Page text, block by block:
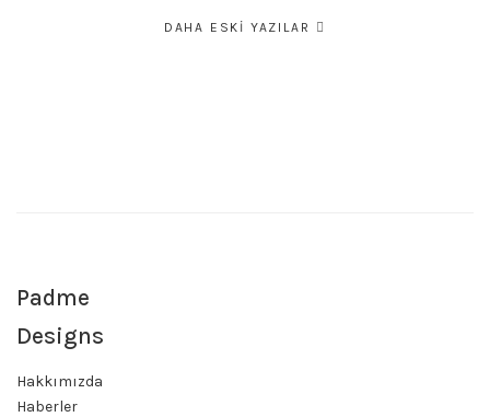
DAHA ESKI YAZILAR
Padme
Designs
Hakkımızda
Haberler